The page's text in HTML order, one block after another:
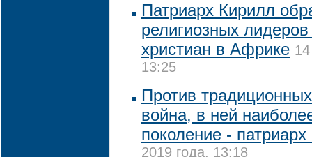
Патриарх Кирилл
религиозных
христиан в Африке
13:25
Против
война, в ней
поколение -